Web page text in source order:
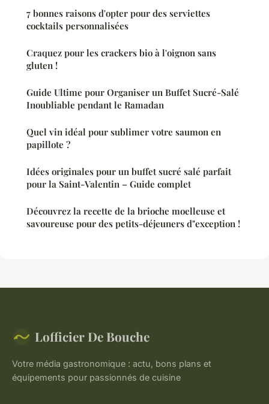
7 bonnes raisons d'opter pour des serviettes
cocktails personnalisées
Craquez pour les crackers bio à l'oignon sans
gluten !
Guide Ultime pour Organiser un Buffet Sucré-Salé
Inoubliable pendant le Ramadan
Quel vin idéal pour sublimer votre saumon en
papillote ?
Idées originales pour un buffet sucré salé parfait
pour la Saint-Valentin – Guide complet
Découvrez la recette de la brioche moelleuse et
savoureuse pour des petits-déjeuners d"exception !
Lofficier De Bouche
Votre média gastronomique : actu, bons plans et
équipements pour passionnés de cuisine